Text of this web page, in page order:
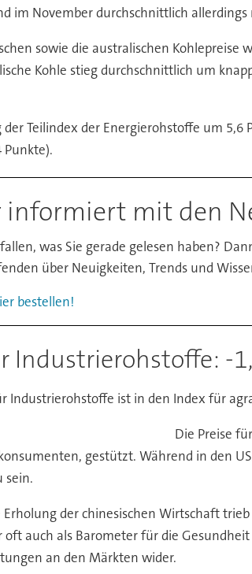
im November durchschnittlich
sowie die australischen
Kohle stieg durchschnittlich um
der Teilindex der Energierohstoffe um 5,6
Punkte).
mit den
was Sie gerade gelesen haben?
über Neuigkeiten, Trends und
bestellen!
Industrierohstoffe: -
Industrierohstoffe ist in den Index für
Die Preise
gestützt. Während in den
sein.
der chinesischen Wirtschaft
oft auch als Barometer für die
an den Märkten wider.